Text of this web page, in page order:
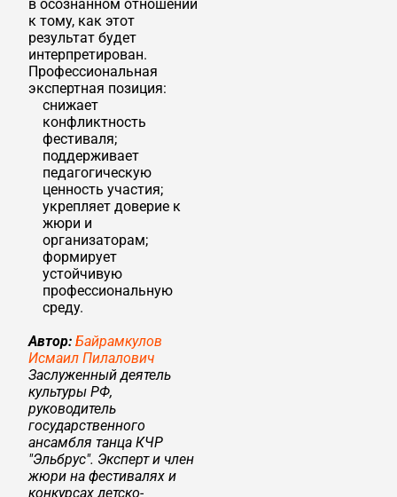
в осознанном отношении
к тому, как этот
результат будет
интерпретирован.
Профессиональная
экспертная позиция:
снижает
конфликтность
фестиваля;
поддерживает
педагогическую
ценность участия;
укрепляет доверие к
жюри и
организаторам;
формирует
устойчивую
профессиональную
среду.
Автор: Байрамкулов
Исмаил Пилалович
Заслуженный деятель
культуры РФ,
руководитель
государственного
ансамбля танца КЧР
"Эльбрус". Эксперт и член
жюри на фестивалях и
конкурсах детско-